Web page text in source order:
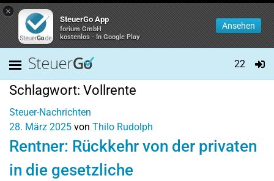
×
SteuerGo App
forium GmbH
kostenlos - In Google Play
Ansehen
22
Schlagwort: Vollrente
Steuer-Nachrichten
28. März 2025 von Thilo Rudolph
Rentner: Rückkehr von der privaten
in die gesetzliche